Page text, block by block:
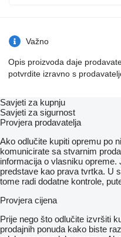
Važno
Opis proizvoda daje
potvrdite izravno s
Savjeti za kupnju
Savjeti za sigurnost
Provjera prodavatelja
Ako odlučite kupiti opremu po
komunicirate sa stvarnim
informacija o vlasniku opreme.
predstave kao prava tvrtka. U
tome radi dodatne kontrole,
Provjera cijena
Prije nego što odlučite izvršiti
prodajnih ponuda kako biste